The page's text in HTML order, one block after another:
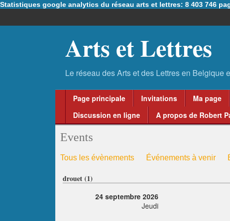
Statistiques google analytics du réseau arts et lettres: 8 403 746
Arts et Lettres
Page principale Invitations Ma page
Discussion en ligne
A propos de Robert
Events
Tous les évènements Événements à venir
drouet (1)
24 septembre 2026
Jeudi